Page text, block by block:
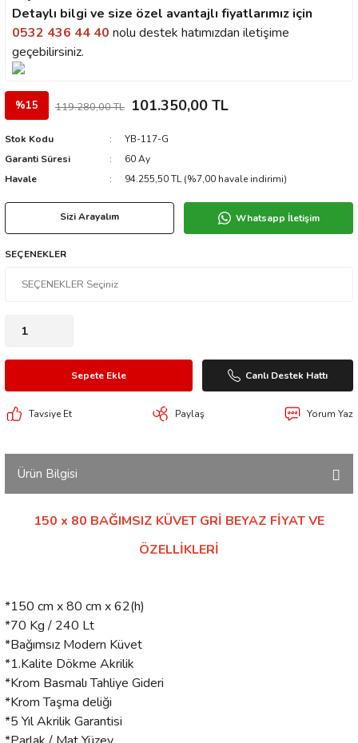
Detaylı bilgi ve size özel avantajlı fiyatlarımız için
0532 436 44 40 nolu destek hatımızdan iletişime
geçebilirsiniz.
%15 119.280,00 TL 101.350,00 TL
Stok Kodu
YB-117-G
Garanti Süresi
60 Ay
Havale
94.255,50 TL (%7,00 havale indirimi)
Sizi Arayalım Whatsapp İletişim
SEÇENEKLER
Sepete Ekle Canlı Destek Hattı
Tavsiye Et Paylaş Yorum Yaz
Ürün Bilgisi
150 x 80 BAĞIMSIZ KÜVET GRİ BEYAZ FİYAT VE
ÖZELLİKLERİ
*150 cm x 80 cm x 62(h)
*70 Kg / 240 Lt
*Bağımsız Modern Küvet
*1.Kalite Dökme Akrilik
*Krom Basmalı Tahliye Gideri
*Krom Taşma deliği
*5 Yıl Akrilik Garantisi